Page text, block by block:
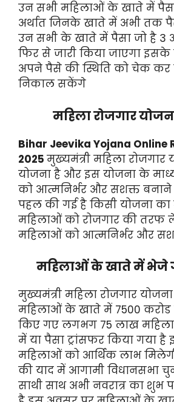
उन सभी महिलाओं के खाते में
अर्थात जिनके खाते में अभी तक
उन सभी के खाते में पैसा जो है 3
फिर से जारी किया जाएगा इसके
अपने पैसे की स्थिति को चेक कर
निकाल सकेंगे
महिला रोजगार
Bihar Jeevika Yojana Online
2025 मुख्यमंत्री महिला
योजना है और इस योजना के
को आत्मनिर्भर और सशक्त
पहल की गई है किसी योजना का
महिलाओं को रोजगार की तरफ
महिलाओं को आत्मनिर्भर और
महिलाओं के खाते में भेजे
मुख्यमंत्री महिला रोजगार
महिलाओं के खाते में 7500 करोड
किए गए लगभग 75 लाख
में या पैसा ट्रांसफर किया गया
महिलाओं को आर्थिक लाभ
की याद में आगामी विधानसभा
साथी साथ अभी नवरात्र का शुभ